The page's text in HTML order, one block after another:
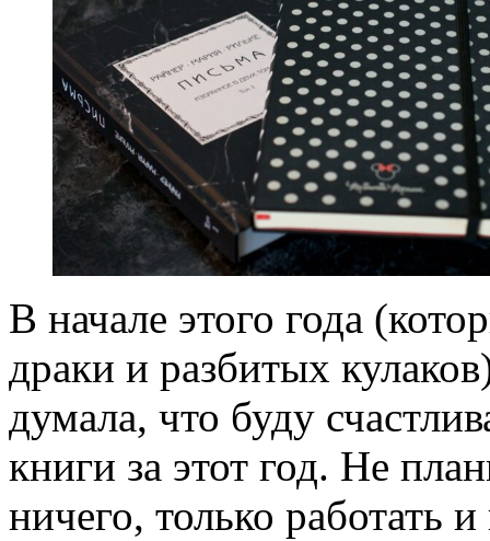
В начале этого года
драки и разбитых
думала, что буду
книги за этот год. Не
ничего, только работать